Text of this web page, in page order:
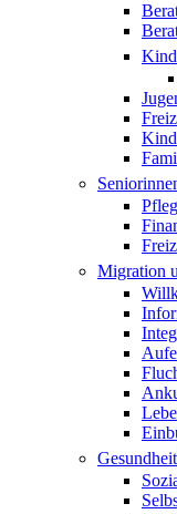
Migration
Gesundheit